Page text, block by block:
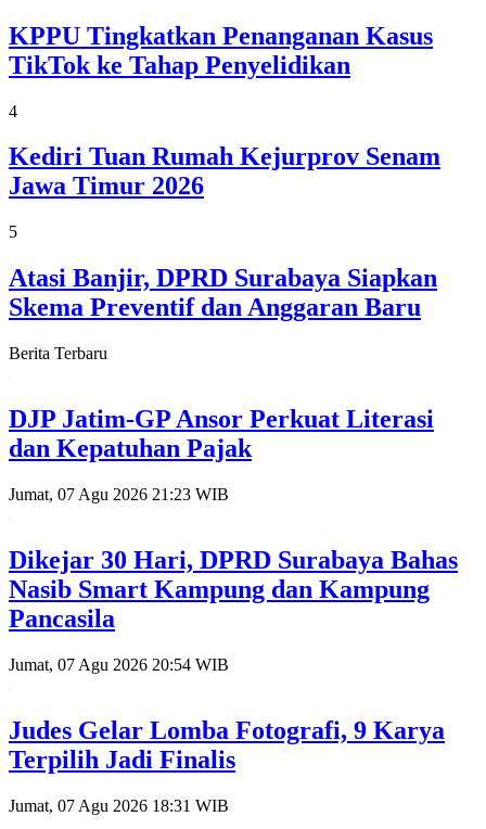
KPPU Tingkatkan Penanganan Kasus
TikTok ke Tahap Penyelidikan
4
Kediri Tuan Rumah Kejurprov Senam
Jawa Timur 2026
5
Atasi Banjir, DPRD Surabaya Siapkan
Skema Preventif dan Anggaran Baru
Berita Terbaru
DJP Jatim-GP Ansor Perkuat Literasi
dan Kepatuhan Pajak
Jumat, 07 Agu 2026 21:23 WIB
Dikejar 30 Hari, DPRD Surabaya Bahas
Nasib Smart Kampung dan Kampung
Pancasila
Jumat, 07 Agu 2026 20:54 WIB
Judes Gelar Lomba Fotografi, 9 Karya
Terpilih Jadi Finalis
Jumat, 07 Agu 2026 18:31 WIB